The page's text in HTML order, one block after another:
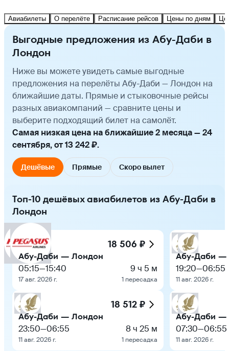
Авиабилеты О перелёте Расписание рейсов Цены по дням
Выгодные предложения из Абу-Даби в
Лондон
Ниже вы можете увидеть самые выгодные
предложения на перелёты Абу-Даби — Лондон на
ближайшие даты. Прямые и стыковочные рейсы
разных авиакомпаний — сравните цены и
выберите подходящий билет на самолёт.
Самая низкая цена на ближайшие 2 месяца — 24
сентября, от 13 242 ₽.
Дешёвые Прямые Скоро вылет
Топ-10 дешёвых авиабилетов из Абу-Даби в
Лондон
18 506 ₽
Абу-Даби — Лондон
05:15—15:40
17 авг. 2026 г.
9 ч 5 м
1 пересадка
18 512 ₽
Абу-Даби — Лондон
23:50—06:55
11 авг. 2026 г.
8 ч 25 м
1 пересадка
Абу-Даби —
19:20—06:55
11 авг. 2026 г.
Абу-Даби —
07:30—06:55
11 авг. 2026 г.